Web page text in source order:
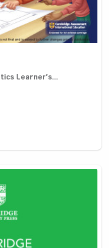
Learner’s...